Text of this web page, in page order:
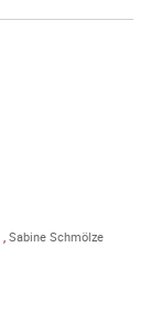
, Sabine Schmölze